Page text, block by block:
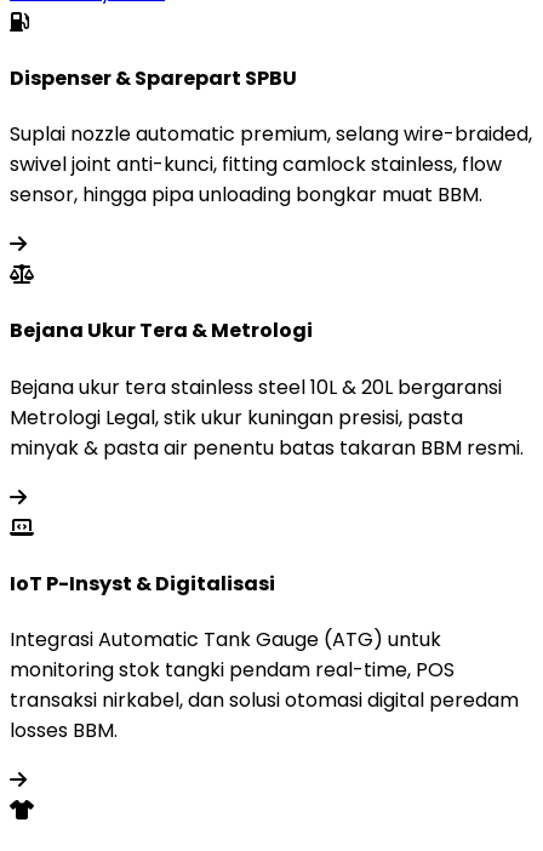
Dispenser & Sparepart SPBU
Suplai nozzle automatic premium, selang wire-braided,
swivel joint anti-kunci, fitting camlock stainless, flow
sensor, hingga pipa unloading bongkar muat BBM.
Bejana Ukur Tera & Metrologi
Bejana ukur tera stainless steel 10L & 20L bergaransi
Metrologi Legal, stik ukur kuningan presisi, pasta
minyak & pasta air penentu batas takaran BBM resmi.
IoT P-Insyst & Digitalisasi
Integrasi Automatic Tank Gauge (ATG) untuk
monitoring stok tangki pendam real-time, POS
transaksi nirkabel, dan solusi otomasi digital peredam
losses BBM.